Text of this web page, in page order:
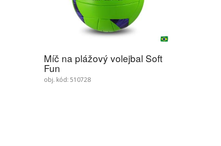
Míč na plážový volejbal Soft
Fun
obj. kód: 510728